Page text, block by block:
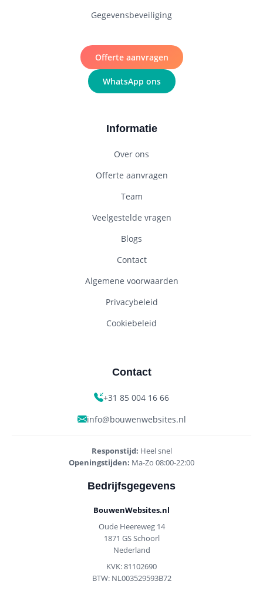
Gegevensbeveiliging
Offerte aanvragen
WhatsApp ons
Informatie
Over ons
Offerte aanvragen
Team
Veelgestelde vragen
Blogs
Contact
Algemene voorwaarden
Privacybeleid
Cookiebeleid
Contact
+31 85 004 16 66
info@bouwenwebsites.nl
Responstijd: Heel snel
Openingstijden: Ma-Zo 08:00-22:00
Bedrijfsgegevens
BouwenWebsites.nl
Oude Heereweg 14
1871 GS Schoorl
Nederland
KVK: 81102690
BTW: NL003529593B72